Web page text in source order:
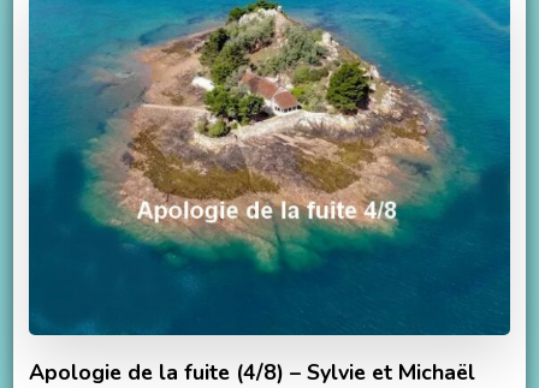
Apologie de la fuite (4/8) – Sylvie et Michaël